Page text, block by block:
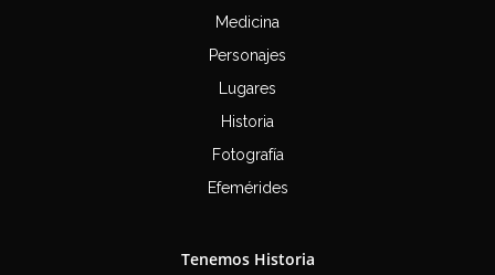
Medicina
Personajes
Lugares
Historia
Fotografía
Efemérides
Tenemos Historia